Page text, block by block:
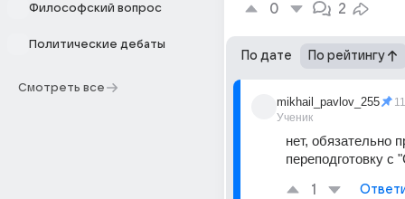
Философский вопрос
Политические дебаты
Смотреть все
0 2
По дате По рейтингу
mikhail_pavlov_255
Ученик
нет, обязательно
переподготовку с
1